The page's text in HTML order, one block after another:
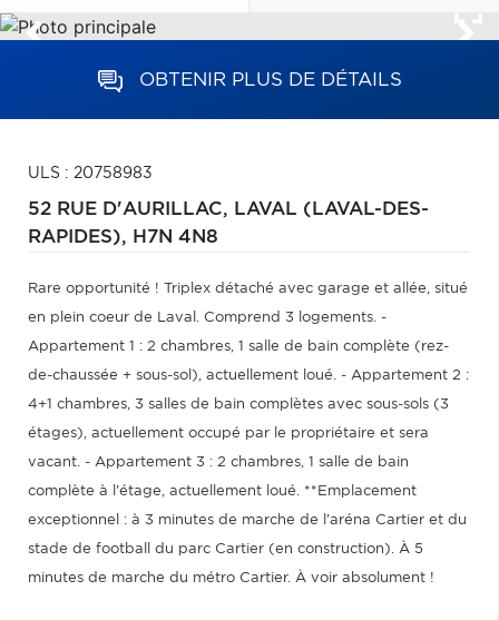
OBTENIR PLUS DE DÉTAILS
ULS : 20758983
52 RUE D'AURILLAC, LAVAL (LAVAL-DES-
RAPIDES), H7N 4N8
Rare opportunité ! Triplex détaché avec garage et allée, situé
en plein coeur de Laval. Comprend 3 logements. -
Appartement 1 : 2 chambres, 1 salle de bain complète (rez-
de-chaussée + sous-sol), actuellement loué. - Appartement 2 :
4+1 chambres, 3 salles de bain complètes avec sous-sols (3
étages), actuellement occupé par le propriétaire et sera
vacant. - Appartement 3 : 2 chambres, 1 salle de bain
complète à l'étage, actuellement loué. **Emplacement
exceptionnel : à 3 minutes de marche de l'aréna Cartier et du
stade de football du parc Cartier (en construction). À 5
minutes de marche du métro Cartier. À voir absolument !